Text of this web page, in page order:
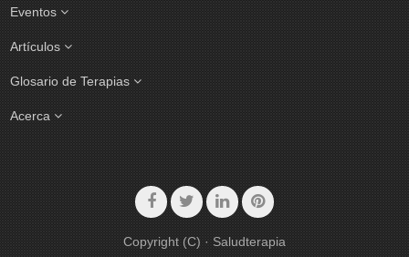
Eventos
Artículos
Glosario de Terapias
Acerca
Copyright (C) · Saludterapia